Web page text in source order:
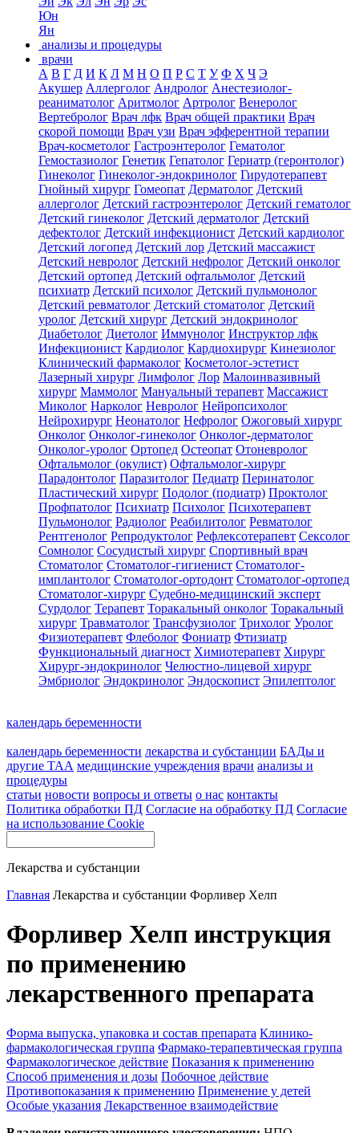
Юн
Ян
анализы и процедуры
врачи
А В Г Д И К Л М Н О П Р С Т У Ф Х Ч Э
Акушер Аллерголог Андролог Анестезиолог-
реаниматолог Аритмолог Артролог Венеролог
Вертебролог Врач лфк Врач общей практики Врач
скорой помощи Врач узи Врач эфферентной терапии
Врач-косметолог Гастроэнтеролог Гематолог
Гемостазиолог Генетик Гепатолог Гериатр (геронтолог)
Гинеколог Гинеколог-эндокринолог Гирудотерапевт
Гнойный хирург Гомеопат Дерматолог Детский
аллерголог Детский гастроэнтеролог Детский гематолог
Детский гинеколог Детский дерматолог Детский
дефектолог Детский инфекционист Детский кардиолог
Детский логопед Детский лор Детский массажист
Детский невролог Детский нефролог Детский онколог
Детский ортопед Детский офтальмолог Детский
психиатр Детский психолог Детский пульмонолог
Детский ревматолог Детский стоматолог Детский
уролог Детский хирург Детский эндокринолог
Диабетолог Диетолог Иммунолог Инструктор лфк
Инфекционист Кардиолог Кардиохирург Кинезиолог
Клинический фармаколог Косметолог-эстетист
Лазерный хирург Лимфолог Лор Малоинвазивный
хирург Маммолог Мануальный терапевт Массажист
Миколог Нарколог Невролог Нейропсихолог
Нейрохирург Неонатолог Нефролог Ожоговый хирург
Онколог Онколог-гинеколог Онколог-дерматолог
Онколог-уролог Ортопед Остеопат Отоневролог
Офтальмолог (окулист) Офтальмолог-хирург
Парадонтолог Паразитолог Педиатр Перинатолог
Пластический хирург Подолог (подиатр) Проктолог
Профпатолог Психиатр Психолог Психотерапевт
Пульмонолог Радиолог Реабилитолог Ревматолог
Рентгенолог Репродуктолог Рефлексотерапевт Сексолог
Сомнолог Сосудистый хирург Спортивный врач
Стоматолог Стоматолог-гигиенист Стоматолог-
имплантолог Стоматолог-ортодонт Стоматолог-ортопед
Стоматолог-хирург Судебно-медицинский эксперт
Сурдолог Терапевт Торакальный онколог Торакальный
хирург Травматолог Трансфузиолог Трихолог Уролог
Физиотерапевт Флеболог Фониатр Фтизиатр
Функциональный диагност Химиотерапевт Хирург
Хирург-эндокринолог Челюстно-лицевой хирург
Эмбриолог Эндокринолог Эндоскопист Эпилептолог
календарь беременности
календарь беременности лекарства и субстанции БАДы и
другие ТАА медицинские учреждения врачи анализы и
процедуры
статьи новости вопросы и ответы о нас контакты
Политика обработки ПД Согласие на обработку ПД Согласие
на использование Cookie
Лекарства и субстанции
Главная Лекарства и субстанции Форливер Хелп
Форливер Хелп инструкция
по применению
лекарственного препарата
Форма выпуска, упаковка и состав препарата Клинико-
фармакологическая группа Фармако-терапевтическая группа
Фармакологическое действие Показания к применению
Способ применения и дозы Побочное действие
Противопоказания к применению Применение у детей
Особые указания Лекарственное взаимодействие